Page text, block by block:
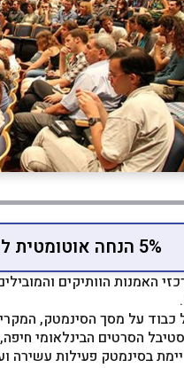
5% הנחה אוטומטית למשלמים בכרטיס המועדון
על מסך הסינמטק,
הסרטים הבינלאומי
בסינמטק פעילות עשירה